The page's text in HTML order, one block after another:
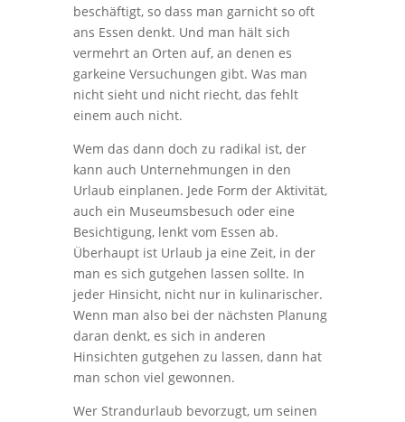
beschäftigt, so dass man garnicht so oft
ans Essen denkt. Und man hält sich
vermehrt an Orten auf, an denen es
garkeine Versuchungen gibt. Was man
nicht sieht und nicht riecht, das fehlt
einem auch nicht.
Wem das dann doch zu radikal ist, der
kann auch Unternehmungen in den
Urlaub einplanen. Jede Form der Aktivität,
auch ein Museumsbesuch oder eine
Besichtigung, lenkt vom Essen ab.
Überhaupt ist Urlaub ja eine Zeit, in der
man es sich gutgehen lassen sollte. In
jeder Hinsicht, nicht nur in kulinarischer.
Wenn man also bei der nächsten Planung
daran denkt, es sich in anderen
Hinsichten gutgehen zu lassen, dann hat
man schon viel gewonnen.
Wer Strandurlaub bevorzugt, um seinen